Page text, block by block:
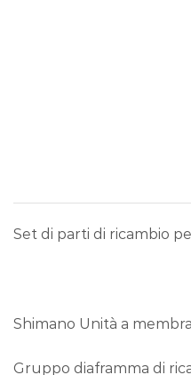
Set di parti di ricambio
Shimano Unità a
Gruppo diaframma di